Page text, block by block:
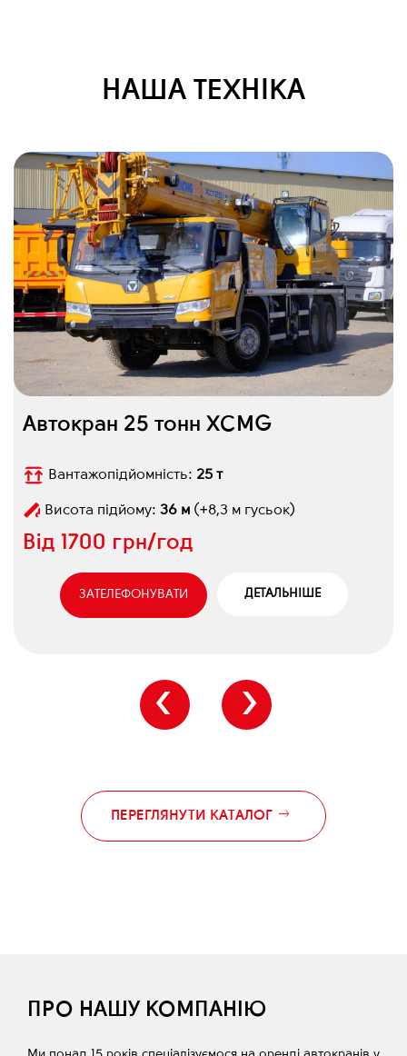
НАША ТЕХНІКА
Автокран 25 тонн XCMG
Вантажопідйомність: 25 т
Висота підйому: 36 м (+8,3 м гусьок)
Від 1700 грн/год
ЗАТЕЛЕФОНУВАТИ ДЕТАЛЬНІШЕ
‹ ›
ПЕРЕГЛЯНУТИ КАТАЛОГ
ПРО НАШУ КОМПАНІЮ